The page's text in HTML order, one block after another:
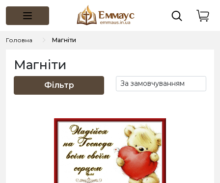
Головна Магніти
Магніти
Фільтр